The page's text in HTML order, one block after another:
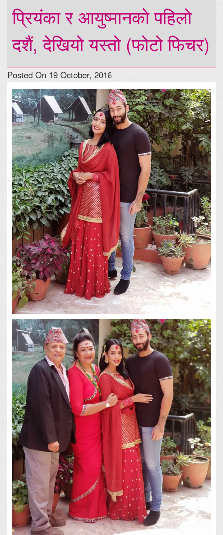
प्रियंका र आयुष्मानको पहिलो
दशैं, देखियो यस्तो (फोटो फिचर)
Posted On 19 October, 2018